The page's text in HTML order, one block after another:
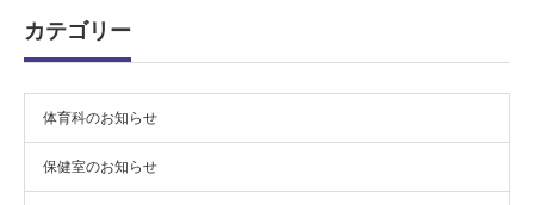
カテゴリー
体育科のお知らせ
保健室のお知らせ